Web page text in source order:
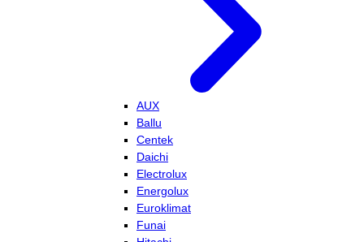
AUX
Ballu
Centek
Daichi
Electrolux
Energolux
Euroklimat
Funai